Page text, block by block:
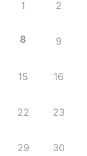
1 2
8 9
15 16
22 23
29 30